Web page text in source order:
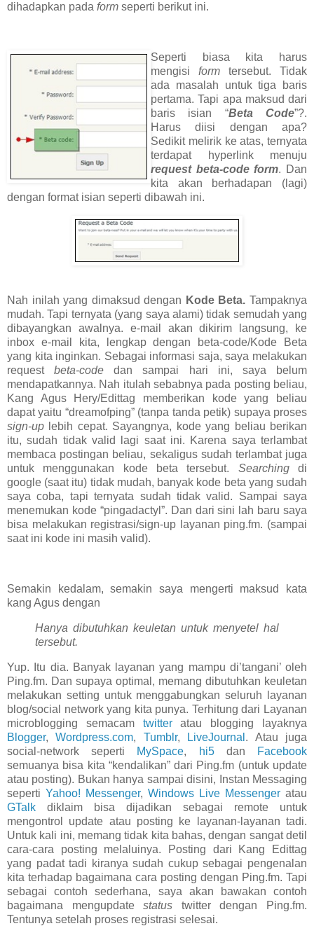
dihadapkan pada form seperti berikut ini.
Seperti biasa kita harus
mengisi form tersebut. Tidak
ada masalah untuk tiga baris
pertama. Tapi apa maksud dari
baris isian “Beta Code”?.
Harus diisi dengan apa?
Sedikit melirik ke atas, ternyata
terdapat hyperlink menuju
request beta-code form. Dan
kita akan berhadapan (lagi)
dengan format isian seperti dibawah ini.
Nah inilah yang dimaksud dengan Kode Beta.Tampaknya
mudah. Tapi ternyata (yang saya alami) tidak semudah yang
dibayangkan awalnya. e-mail akan dikirim langsung, ke
inbox e-mail kita, lengkap dengan beta-code/Kode Beta
yang kita inginkan. Sebagai informasi saja, saya melakukan
requestbeta-code dan sampai hari ini, saya belum
mendapatkannya. Nah itulah sebabnya pada posting beliau,
Kang Agus Hery/Edittag memberikan kode yang beliau
dapat yaitu “dreamofping” (tanpa tanda petik) supaya proses
sign-up lebih cepat. Sayangnya, kode yang beliau berikan
itu, sudah tidak valid lagi saat ini. Karena saya terlambat
membaca postingan beliau, sekaligus sudah terlambat juga
untuk menggunakan kode beta tersebut. Searchingdi
google (saat itu) tidak mudah, banyak kode beta yang sudah
saya coba, tapi ternyata sudah tidak valid. Sampai saya
menemukan kode “pingadactyl”. Dan dari sini lah baru saya
bisa melakukan registrasi/sign-up layanan ping.fm. (sampai
saat ini kode ini masih valid).
Semakin kedalam, semakin saya mengerti maksud kata
kang Agus dengan
Hanya dibutuhkan keuletan untuk menyetel hal
tersebut.
Yup. Itu dia. Banyak layanan yang mampu di’tangani’ oleh
Ping.fm. Dan supaya optimal, memang dibutuhkan keuletan
melakukan setting untuk menggabungkan seluruh layanan
blog/social network yang kita punya. Terhitung dari Layanan
microblogging semacam twitteratau blogging layaknya
Blogger,Wordpress.com, Tumblr, LiveJournal . Atau juga
social-network seperti MySpace, hi5dan
Facebook
semuanya bisa kita “kendalikan” dari Ping.fm (untuk update
atau posting). Bukan hanya sampai disini, Instan Messaging
seperti Yahoo! Messenger, Windows Live Messenger atau
GTalk diklaim bisa dijadikan sebagai remote untuk
mengontrol update atau posting ke layanan-layanan tadi.
Untuk kali ini, memang tidak kita bahas, dengan sangat detil
cara-cara posting melaluinya. Posting dari Kang Edittag
yang padat tadi kiranya sudah cukup sebagai pengenalan
kita terhadap bagaimana cara posting dengan Ping.fm. Tapi
sebagai contoh sederhana, saya akan bawakan contoh
bagaimana mengupdatestatus twitter dengan Ping.fm.
Tentunya setelah proses registrasi selesai.